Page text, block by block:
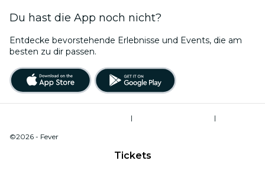
Tickets
Du hast die App noch nicht?
Entdecke bevorstehende Erlebnisse und Events, die am
besten zu dir passen.
|
|
©2026 - Fever